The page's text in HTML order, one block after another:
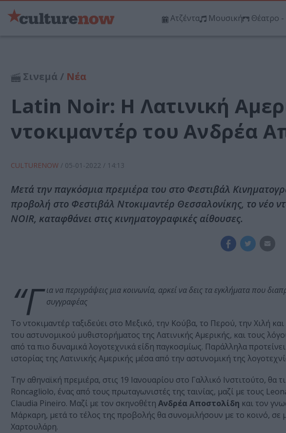
Ατζέντα Μουσική Θέατρο
Σινεμά / Νέα
Latin Noir: Η Λατινική
ντοκιμαντέρ του Ανδρέα
CULTURENOW / 05-01-2022 / 14:13
Μετά την παγκόσμια πρεμιέρα του στο Φεστιβάλ
προβολή στο Φεστιβάλ Ντοκιμαντέρ Θεσσαλονίκης, το νέο
NOIR, καταφθάνει στις κινηματογραφικές αίθουσες.
“Γ ια να περιγράψεις μια κοινωνία, αρκεί να δεις τα εγκλήματα που
συγγραφέας
Το ντοκιμαντέρ ταξιδεύει στο Μεξικό, την Κούβα, το Περού, την Χιλή
του αστυνομικού μυθιστορήματος της Λατινικής Αμερικής, και τους
από τα πιο δυναμικά λογοτεχνικά είδη παγκοσμίως. Παράλληλα
ιστορίας της Λατινικής Αμερικής μέσα από την αστυνομική της
Την αθηναϊκή πρεμιέρα, στις 19 Ιανουαρίου στο Γαλλικό Ινστιτούτο, θα
Roncagliolo, ένας από τους πρωταγωνιστές της ταινίας, μαζί με τους
Claudia Pineiro. Μαζί με τον σκηνοθέτη Ανδρέα Αποστολίδη και τον
Μάρκαρη, μετά το τέλος της προβολής θα συνομιλήσουν με το κοινό, σε
Χαρτουλάρη.